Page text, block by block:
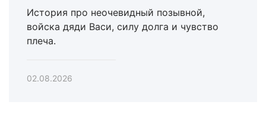
История про неочевидный позывной,
войска дяди Васи, силу долга и чувство
плеча.
02.08.2026